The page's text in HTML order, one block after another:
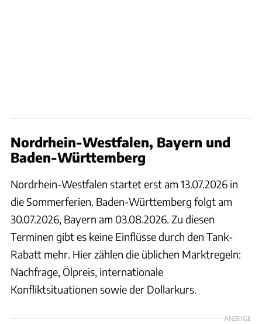
Nordrhein-Westfalen, Bayern und
Baden-Württemberg
Nordrhein-Westfalen startet erst am 13.07.2026 in
die Sommerferien. Baden-Württemberg folgt am
30.07.2026, Bayern am 03.08.2026. Zu diesen
Terminen gibt es keine Einflüsse durch den Tank-
Rabatt mehr. Hier zählen die üblichen Marktregeln:
Nachfrage, Ölpreis, internationale
Konfliktsituationen sowie der Dollarkurs.
ANZEIGE